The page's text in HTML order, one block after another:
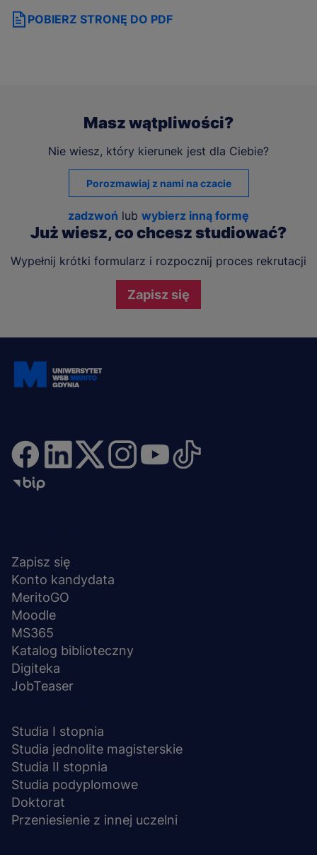
POBIERZ STRONĘ DO PDF
Masz wątpliwości?
Nie wiesz, który kierunek jest dla Ciebie?
Porozmawiaj z nami na czacie
zadzwoń lub wybierz inną formę
Już wiesz, co chcesz studiować?
Wypełnij krótki formularz i rozpocznij proces rekrutacji
Zapisz się
stopka
Zapisz się
Konto kandydata
MeritoGO
Moodle
MS365
Katalog biblioteczny
Digiteka
JobTeaser
Studia I stopnia
Studia jednolite magisterskie
Studia II stopnia
Studia podyplomowe
Doktorat
Przeniesienie z innej uczelni